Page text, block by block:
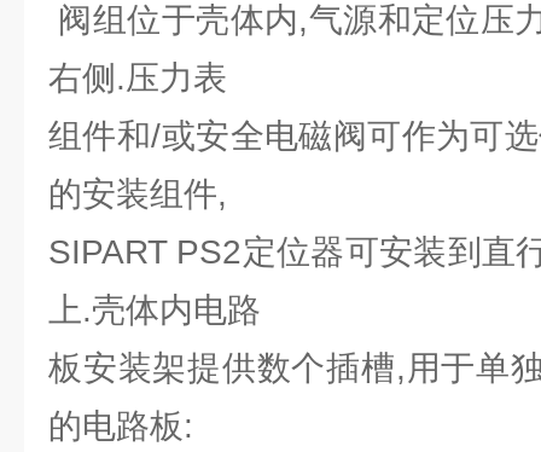
阀组位于壳体内,气源和定位压
右侧.压力表
组件和/或安全电磁阀可作为可
的安装组件,
SIPART PS2定位器可安装到直
上.壳体内电路
板安装架提供数个插槽,用于单
的电路板: